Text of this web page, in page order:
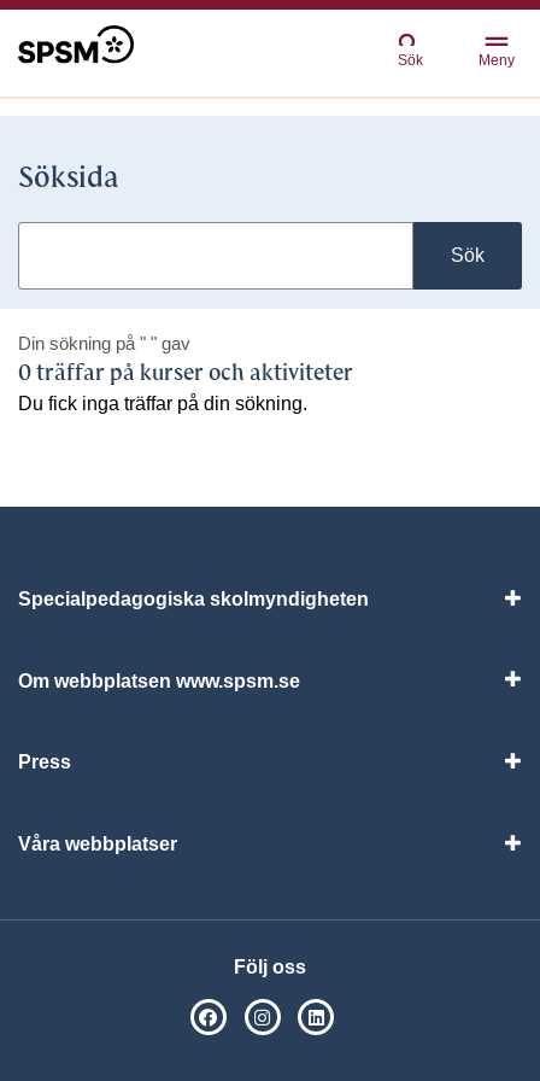
Sök Meny
Söksida
Sök
Din sökning på " " gav
0 träffar på kurser och aktiviteter
Du fick inga träffar på din sökning.
Specialpedagogiska skolmyndigheten
Om webbplatsen www.spsm.se
Press
Våra webbplatser
Följ oss
SPSM på Facebook
SPSM på Instagram